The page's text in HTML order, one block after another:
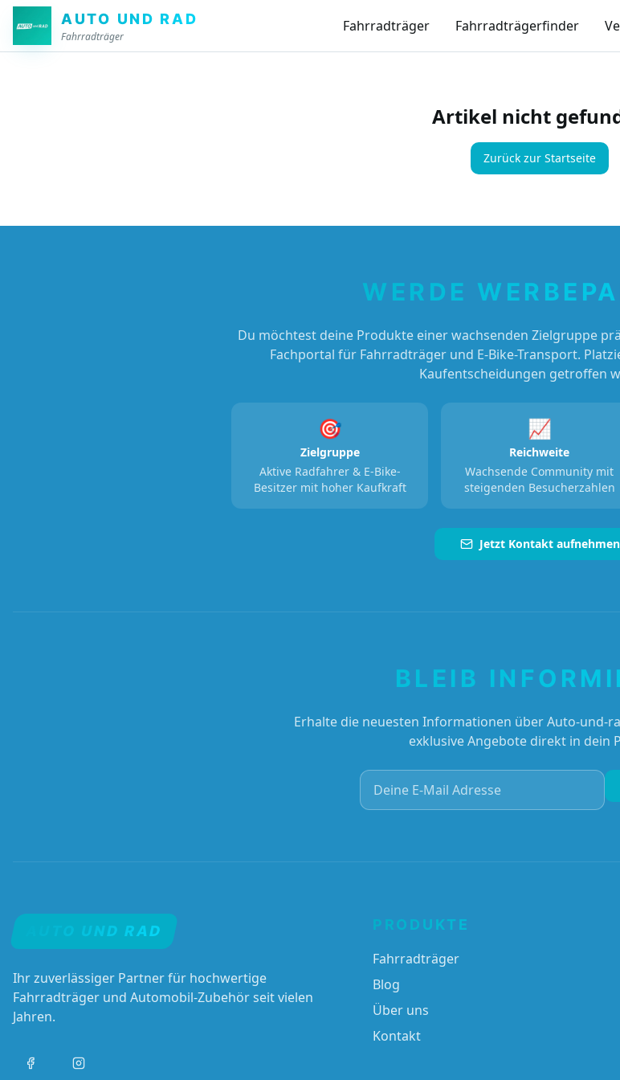
Zum Hauptinhalt springen
AUTO UND RAD
Fahrradträger
Fahrradträger Fahrradträgerfinder
Artikel nicht
Zurück zur Startseite
WERDE
Du möchtest deine Produkte einer wachsenden Zielgruppe
Fachportal für Fahrradträger und E-Bike-Transport.
Kaufentscheidungen getroffen
🎯
Zielgruppe
Aktive Radfahrer & E-Bike-
Besitzer mit hoher Kaufkraft
📈
Reichweite
Wachsende Community mit
steigenden Besucherzahlen
Jetzt Kontakt aufnehmen
BLEIB
Erhalte die neuesten Informationen über Auto-und-
exklusive Angebote direkt in dein
Deine E-Mail Adresse
AUTO UND RAD
Ihr zuverlässiger Partner für hochwertige
Fahrradträger und Automobil-Zubehör seit vielen
Jahren.
PRODUKTE
Fahrradträger
Blog
Über uns
Kontakt